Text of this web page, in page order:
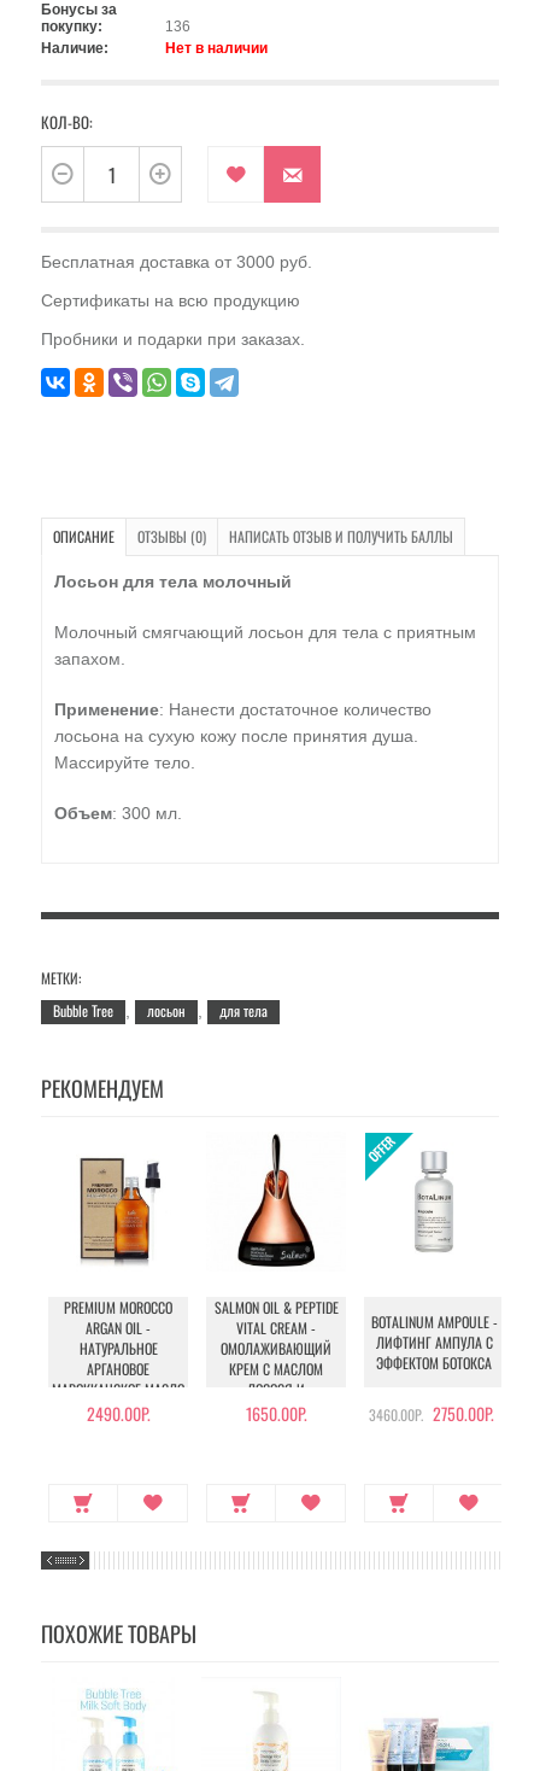
Бонусы за
покупку:
136
Наличие:
Нет в наличии
КОЛ-ВО:
Бесплатная доставка от 3000 руб.
Сертификаты на всю продукцию
Пробники и подарки при заказах.
ОПИСАНИЕ ОТЗЫВЫ (0) НАПИСАТЬ ОТЗЫВ И ПОЛУЧИТЬ БАЛЛЫ
Лосьон для тела молочный
Молочный смягчающий лосьон для тела с приятным
запахом.
Применение: Нанести достаточное количество
лосьона на сухую кожу после принятия душа.
Массируйте тело.
Объем: 300 мл.
МЕТКИ:
Bubble Tree
лосьон для тела
РЕКОМЕНДУЕМ
PREMIUM MOROCCO
ARGAN OIL -
НАТУРАЛЬНОЕ
АРГАНОВОЕ
МАРОККАНСКОЕ МАСЛО
ДЛЯ ВОЛОС
2490.00Р.
SALMON OIL & PEPTIDE
VITAL CREAM -
ОМОЛАЖИВАЮЩИЙ
КРЕМ С МАСЛОМ
ЛОСОСЯ И
ПЕПТИДАМИ
1650.00Р.
BOTALINUM AMPOULE -
ЛИФТИНГ АМПУЛА С
ЭФФЕКТОМ БОТОКСА
3460.00Р. 2750.00Р.
ПОХОЖИЕ ТОВАРЫ